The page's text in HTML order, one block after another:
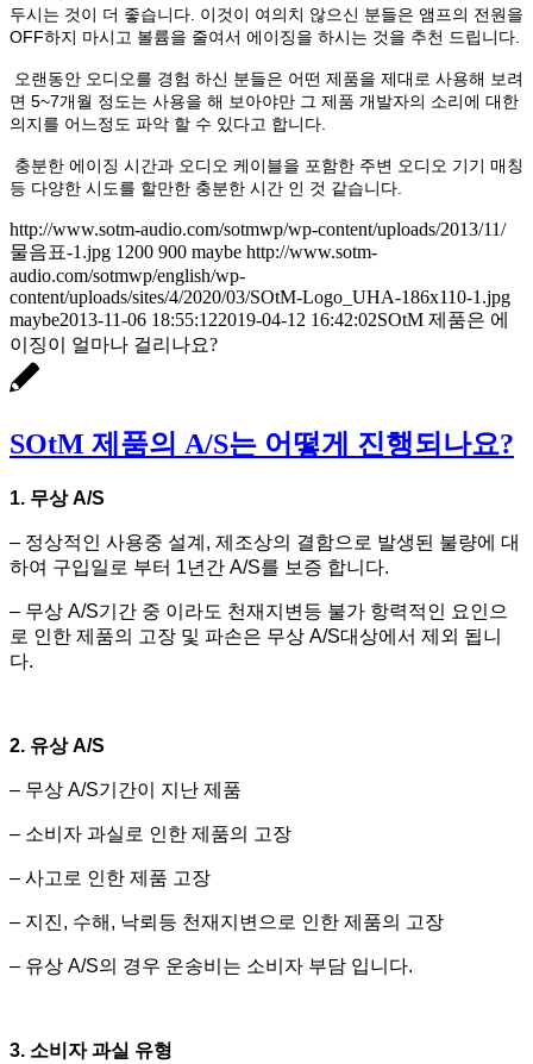
두시는 것이 더 좋습니다. 이것이 여의치 않으신 분들은 앰프의 전원을
OFF하지 마시고 볼륨을 줄여서 에이징을 하시는 것을 추천 드립니다.
오랜동안 오디오를 경험 하신 분들은 어떤 제품을 제대로 사용해 보려
면 5~7개월 정도는 사용을 해 보아야만 그 제품 개발자의 소리에 대한
의지를 어느정도 파악 할 수 있다고 합니다.
충분한 에이징 시간과 오디오 케이블을 포함한 주변 오디오 기기 매칭
등 다양한 시도를 할만한 충분한 시간 인 것 같습니다.
http://www.sotm-audio.com/sotmwp/wp-content/uploads/2013/11/
물음표-1.jpg 1200 900 maybe http://www.sotm-
audio.com/sotmwp/english/wp-
content/uploads/sites/4/2020/03/SOtM-Logo_UHA-186x110-1.jpg
maybe2013-11-06 18:55:122019-04-12 16:42:02SOtM 제품은 에
이징이 얼마나 걸리나요?
SOtM 제품의 A/S는 어떻게 진행되나요?
1. 무상 A/S
– 정상적인 사용중 설계, 제조상의 결함으로 발생된 불량에 대
하여 구입일로 부터 1년간 A/S를 보증 합니다.
– 무상 A/S기간 중 이라도 천재지변등 불가 항력적인 요인으
로 인한 제품의 고장 및 파손은 무상 A/S대상에서 제외 됩니
다.
2. 유상 A/S
– 무상 A/S기간이 지난 제품
– 소비자 과실로 인한 제품의 고장
– 사고로 인한 제품 고장
– 지진, 수해, 낙뢰등 천재지변으로 인한 제품의 고장
– 유상 A/S의 경우 운송비는 소비자 부담 입니다.
3. 소비자 과실 유형